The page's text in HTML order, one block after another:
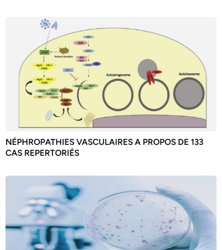
NÉPHROPATHIES VASCULAIRES A PROPOS DE 133
CAS REPERTORIÉS